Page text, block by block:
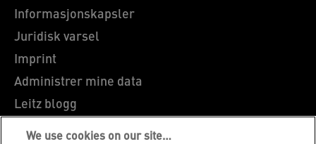
Informasjonskapsler
Juridisk varsel
Imprint
Administrer mine data
Leitz blogg
Karriere
We use cookies on our site…